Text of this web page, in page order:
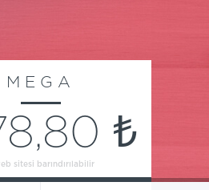
MEGA
₺
sitesi barındırılabilir